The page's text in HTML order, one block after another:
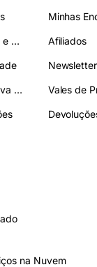
Envios, Devoluções e Pagamentos
Resolução Alternativa de Litígios
Minhas
Afiliados
Newsletter
Vales de
na Nuvem